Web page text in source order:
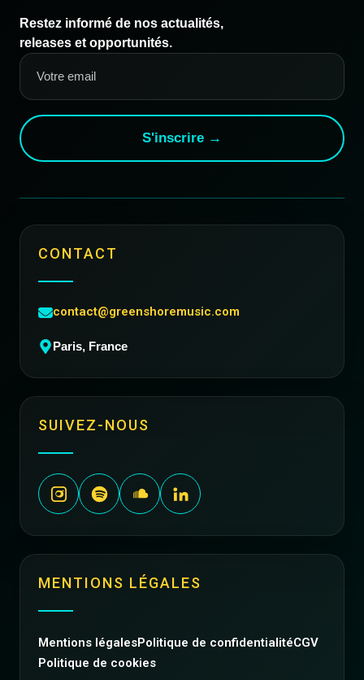
Restez informé de nos actualités,
releases et opportunités.
S'inscrire →
CONTACT
contact@greenshoremusic.com
Paris, France
SUIVEZ-NOUS
MENTIONS LÉGALES
Mentions légalesPolitique de confidentialitéCGV
Politique de cookies